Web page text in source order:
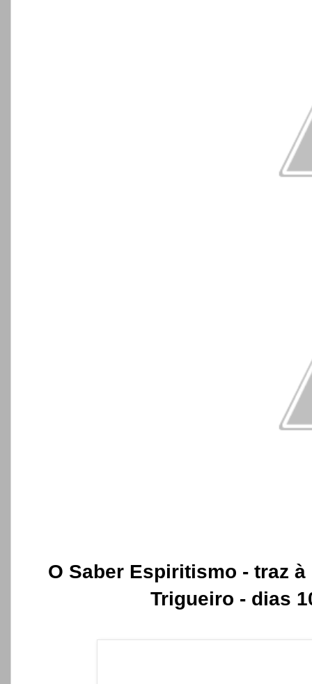
O Saber Espiritismo - traz
Trigueiro - dias